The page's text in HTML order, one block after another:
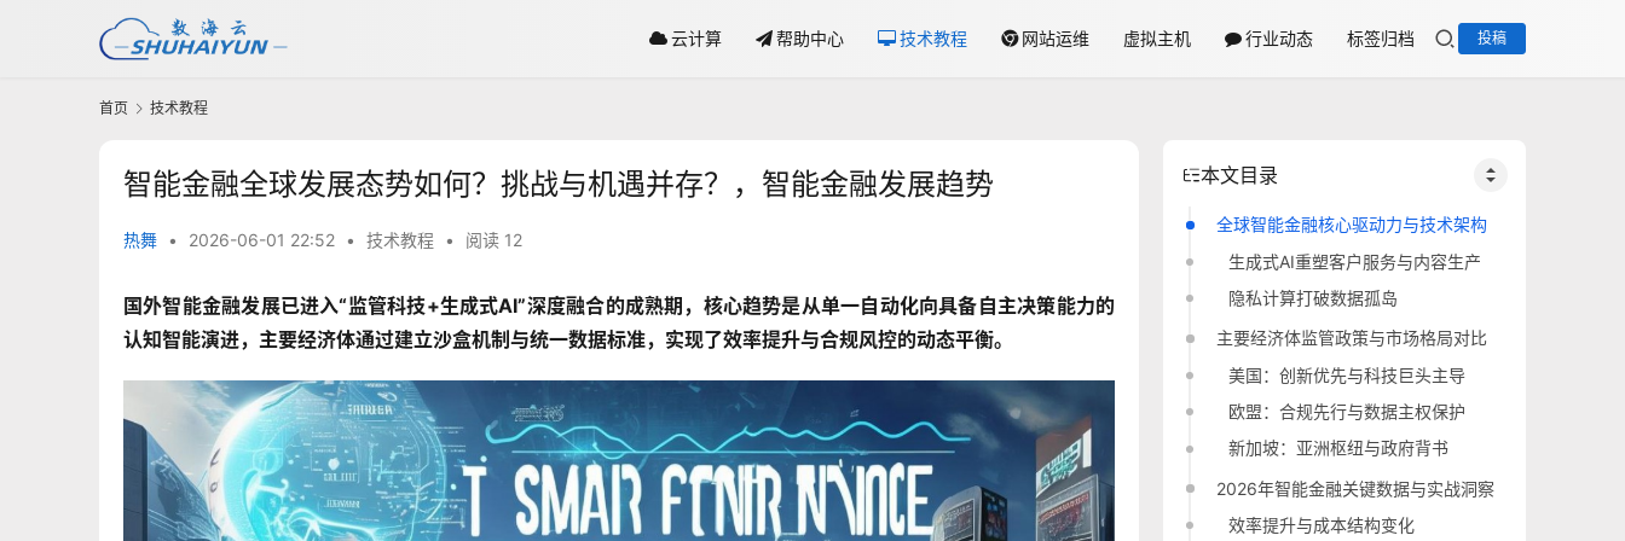
云计算 帮助中心 技术教程 网站运维 虚拟主机 行业动态 标签归档 投稿
首页 技术教程
智能金融全球发展态势如何？挑战与机遇并存？，智能金融发展趋势
热舞 • 2026-06-01 22:52 • 技术教程 • 阅读 12
国外智能金融发展已进入“监管科技+生成式AI”深度融合的成熟期，核心趋势是从单一自动化向具备自主决策能力的
认知智能演进，主要经济体通过建立沙盒机制与统一数据标准，实现了效率提升与合规风控的动态平衡。
本文目录
全球智能金融核心驱动力与技术架构
生成式AI重塑客户服务与内容生产
隐私计算打破数据孤岛
主要经济体监管政策与市场格局对比
美国：创新优先与科技巨头主导
欧盟：合规先行与数据主权保护
新加坡：亚洲枢纽与政府背书
2026年智能金融关键数据与实战洞察
效率提升与成本结构变化